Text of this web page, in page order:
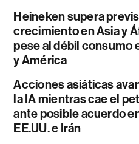
Heineken supera
crecimiento en Asia y
pese al débil consumo
y América
Acciones asiáticas
la IA mientras cae el
ante posible acuerdo
EE.UU. e Irán